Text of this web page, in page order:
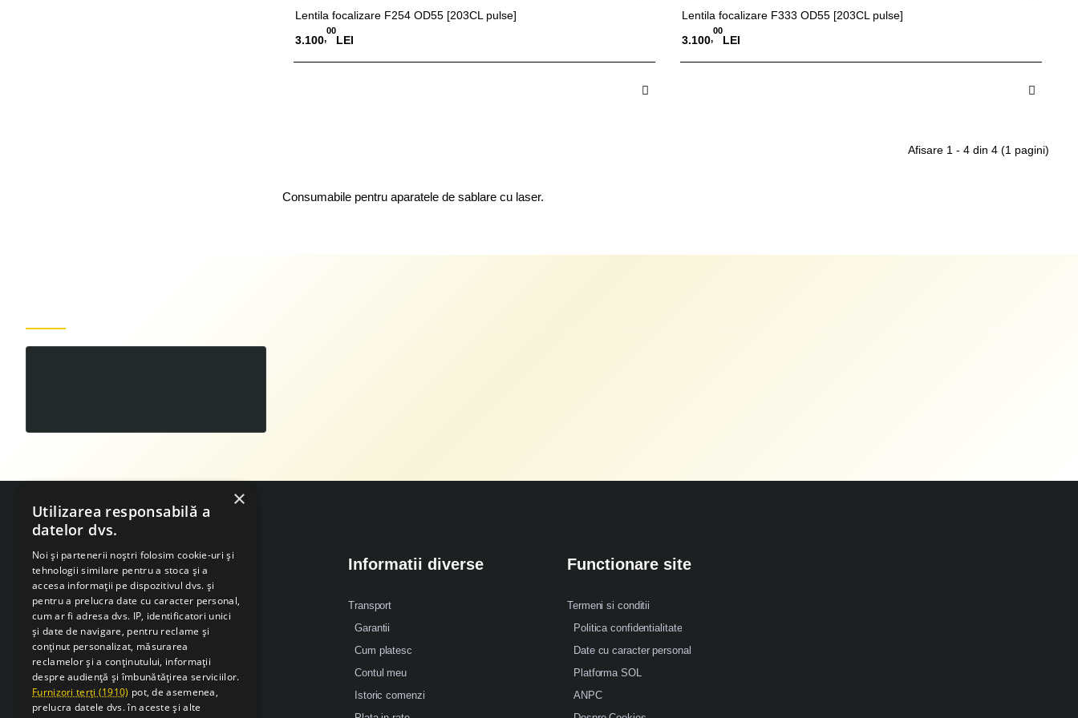
Consumabile pentru aparatele de sablare cu laser.
Lentila focalizare F254 OD55 [203CL pulse]
3.100,
00
LEI
Lentila focalizare F333 OD55 [203CL pulse]
3.100,
00
LEI
Afisare 1 - 4 din 4 (1 pagini)
Despre Noi
Mobil: 0371 238 338
Email: office [@] sarcsudex.ro
Relatii cu clientii
Informatii diverse
Transport
Garantii
Cum platesc
Contul meu
Istoric comenzi
Functionare site
Termeni si conditii
Politica confidentialitate
Date cu caracter personal
Platforma SOL
ANPC
×
Utilizarea responsabilă a
datelor dvs.
Noi și partenerii noștri folosim cookie-uri și
tehnologii similare pentru a stoca și a
accesa informații pe dispozitivul dvs. și
pentru a prelucra date cu caracter personal,
cum ar fi adresa dvs. IP, identificatori unici
și date de navigare, pentru reclame și
conținut personalizat, măsurarea
reclamelor și a conținutului, informații
despre audiență și îmbunătățirea serviciilor.
Furnizori terți (1910) pot, de asemenea,
prelucra datele dvs. în aceste și alte